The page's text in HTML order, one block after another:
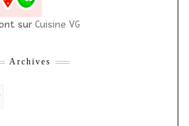
sur Cuisine VG
Archives